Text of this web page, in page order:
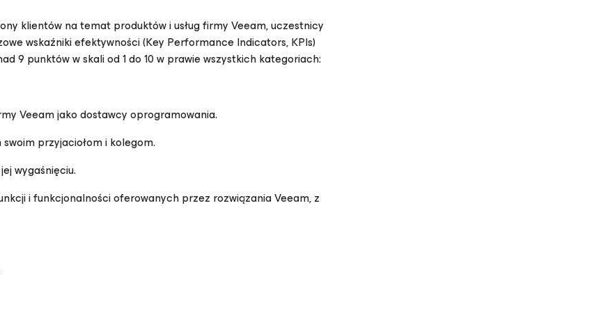
klientów na temat produktów i usług firmy Veeam, uczestnicy
wskaźniki efektywności (Key Performance Indicators, KPIs)
9 punktów w skali od 1 do 10 w prawie wszystkich kategoriach:
Veeam jako dostawcy oprogramowania.
przyjaciołom i kolegom.
wygaśnięciu.
i funkcjonalności oferowanych przez rozwiązania Veeam, z